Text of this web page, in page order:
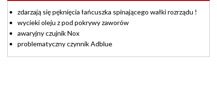
zdarzają się pęknięcia łańcuszka spinającego wałki rozrządu !
wycieki oleju z pod pokrywy zaworów
awaryjny czujnik Nox
problematyczny czynnik Adblue